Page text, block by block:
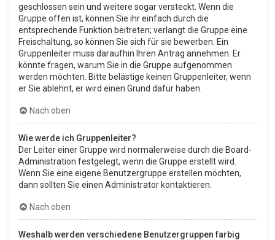
geschlossen sein und weitere sogar versteckt. Wenn die
Gruppe offen ist, können Sie ihr einfach durch die
entsprechende Funktion beitreten; verlangt die Gruppe eine
Freischaltung, so können Sie sich für sie bewerben. Ein
Gruppenleiter muss daraufhin Ihren Antrag annehmen. Er
könnte fragen, warum Sie in die Gruppe aufgenommen
werden möchten. Bitte belästige keinen Gruppenleiter, wenn
er Sie ablehnt, er wird einen Grund dafür haben.
Nach oben
Wie werde ich Gruppenleiter?
Der Leiter einer Gruppe wird normalerweise durch die Board-
Administration festgelegt, wenn die Gruppe erstellt wird.
Wenn Sie eine eigene Benutzergruppe erstellen möchten,
dann sollten Sie einen Administrator kontaktieren.
Nach oben
Weshalb werden verschiedene Benutzergruppen farbig